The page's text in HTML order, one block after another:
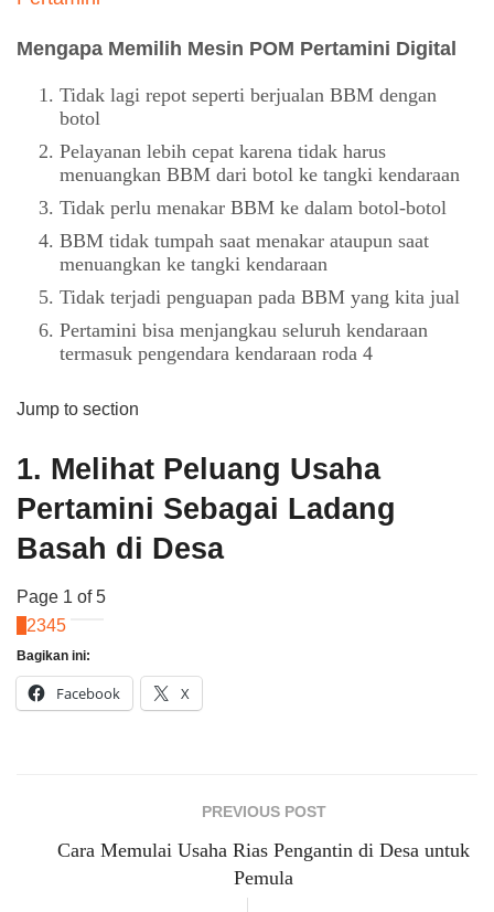
Mengapa Memilih Mesin POM Pertamini Digital
Tidak lagi repot seperti berjualan BBM dengan
botol
Pelayanan lebih cepat karena tidak harus
menuangkan BBM dari botol ke tangki kendaraan
Tidak perlu menakar BBM ke dalam botol-botol
BBM tidak tumpah saat menakar ataupun saat
menuangkan ke tangki kendaraan
Tidak terjadi penguapan pada BBM yang kita jual
Pertamini bisa menjangkau seluruh kendaraan
termasuk pengendara kendaraan roda 4
Jump to section
1. Melihat Peluang Usaha
Pertamini Sebagai Ladang
Basah di Desa
Page 1 of 5
2345
Bagikan ini:
Facebook X
PREVIOUS POST
Cara Memulai Usaha Rias Pengantin di Desa untuk
Pemula